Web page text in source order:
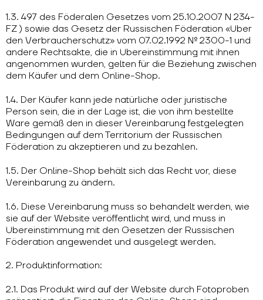
1.3. 497 des Föderalen Gesetzes vom 25.10.2007 N 234-
FZ ) sowie das Gesetz der Russischen Föderation «Über
den Verbraucherschutz» vom 07.02.1992 № 2300-1 und
andere Rechtsakte, die in Übereinstimmung mit ihnen
angenommen wurden, gelten für die Beziehung zwischen
dem Käufer und dem Online-Shop.
1.4. Der Käufer kann jede natürliche oder juristische
Person sein, die in der Lage ist, die von ihm bestellte
Ware gemäß den in dieser Vereinbarung festgelegten
Bedingungen auf dem Territorium der Russischen
Föderation zu akzeptieren und zu bezahlen.
1.5. Der Online-Shop behält sich das Recht vor, diese
Vereinbarung zu ändern.
1.6. Diese Vereinbarung muss so behandelt werden, wie
sie auf der Website veröffentlicht wird, und muss in
Übereinstimmung mit den Gesetzen der Russischen
Föderation angewendet und ausgelegt werden.
2. Produktinformation:
2.1. Das Produkt wird auf der Website durch Fotoproben